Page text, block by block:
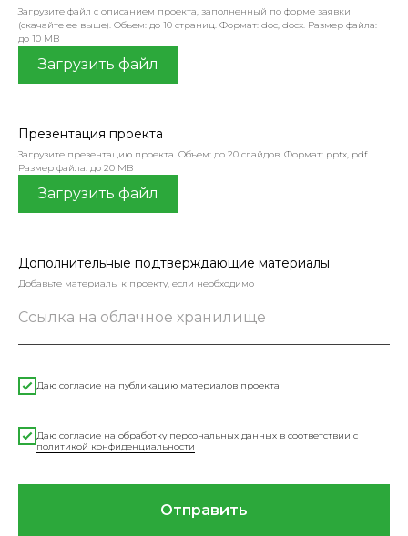
Загрузите файл с описанием проекта, заполненный по форме заявки
(скачайте ее выше). Объем: до 10 страниц. Формат: doc, docx. Размер файла:
до 10 MB
Загрузить файл
Презентация проекта
Загрузите презентацию проекта. Объем: до 20 слайдов. Формат: pptx, pdf.
Размер файла: до 20 MB
Загрузить файл
Дополнительные подтверждающие материалы
Добавьте материалы к проекту, если необходимо
Ссылка на облачное хранилище
Даю согласие на публикацию материалов проекта
Даю согласие на обработку персональных данных в соответствии с
политикой конфиденциальности
Отправить